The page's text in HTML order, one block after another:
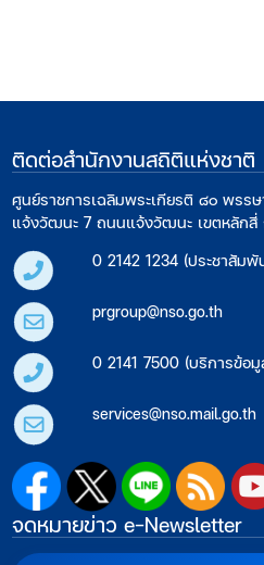
ติดต่อสำนักงานสถิติแห่งชาติ
ศูนย์ราชการเฉลิมพระเกียรติ ๘๐ พรร
แจ้งวัฒนะ 7 ถนนแจ้งวัฒนะ เขตหลักสี่
0 2142 1234 (ประชาสัมพั
prgroup@nso.go.th
0 2141 7500 (บริการข้อ
services@nso.mail.go.th
จดหมายข่าว e-Newsletter